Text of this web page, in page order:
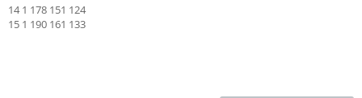
14 1 178 151 124
15 1 190 161 133